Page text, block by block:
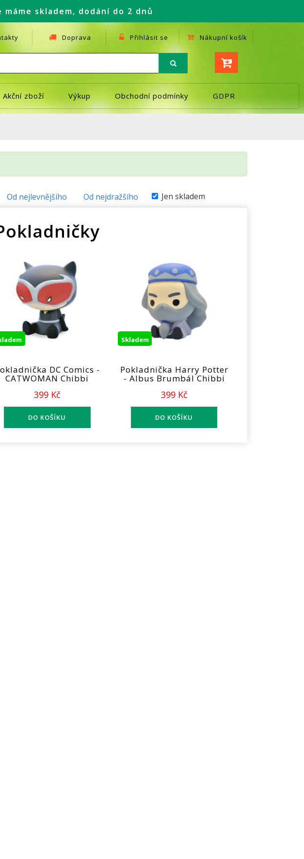
skladem, dodání do 2 dnů
Doprava Přihlásit se Nákupní košík
Akční zboží Výkup Obchodní podmínky GDPR
Od nejlevnějšího Od nejdražšího Jen skladem
DC Comics -
CATWOMAN Chibbi
399 Kč
Skladem
Pokladnička Harry Potter
- Albus Brumbál Chibbi
399 Kč